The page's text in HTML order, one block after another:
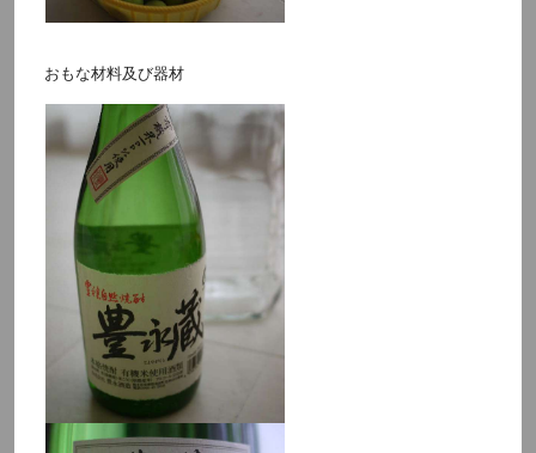
おもな材料及び器材